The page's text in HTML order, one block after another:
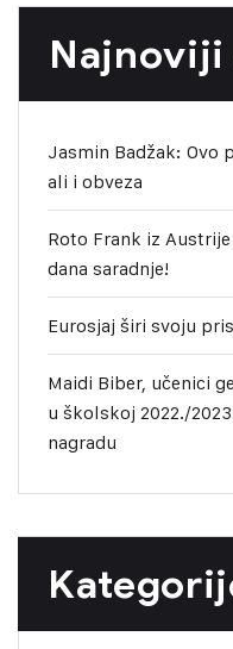
Najnoviji
Jasmin Badžak: Ovo
ali i obveza
Roto Frank iz
dana saradnje!
Eurosjaj širi svoju
Maidi Biber, učenici
u školskoj 2022./
nagradu